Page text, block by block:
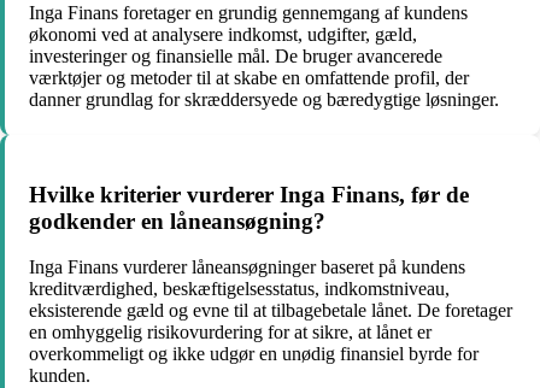
Inga Finans foretager en grundig gennemgang af kundens
økonomi ved at analysere indkomst, udgifter, gæld,
investeringer og finansielle mål. De bruger avancerede
værktøjer og metoder til at skabe en omfattende profil, der
danner grundlag for skræddersyede og bæredygtige løsninger.
Hvilke kriterier vurderer Inga Finans, før de
godkender en låneansøgning?
Inga Finans vurderer låneansøgninger baseret på kundens
kreditværdighed, beskæftigelsesstatus, indkomstniveau,
eksisterende gæld og evne til at tilbagebetale lånet. De foretager
en omhyggelig risikovurdering for at sikre, at lånet er
overkommeligt og ikke udgør en unødig finansiel byrde for
kunden.